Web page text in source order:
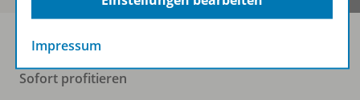
Sofort profitieren
Impressum